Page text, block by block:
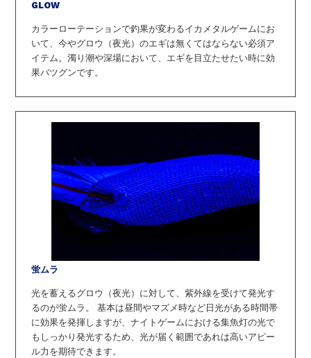
GLOW
カラーローテーションで釣果が変わるイカメタルゲームにお
いて、今やグロウ（夜光）のエギは無くてはならない必須ア
イテム。 濁り潮や深場において、エギを目立たせたい時に効
果バツグンです。
蛍ムラ
光を蓄えるグロウ（夜光）に対して、紫外線を受けて発光す
るのが蛍ムラ。
基本は昼間やマズメ時など日光がある時間帯
に効果を発揮しますが、ナイトゲームにおける集魚灯の光で
もしっかり発光するため、 光が届く範囲であれは高いアピー
ル力を期待できます。